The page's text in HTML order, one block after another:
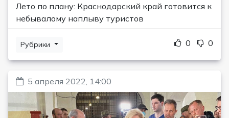
Лето по плану: Краснодарский край готовится к
небывалому наплыву туристов
Рубрики 0 0
5 апреля 2022, 14:00